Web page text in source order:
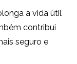
a vida útil
contribui
seguro e